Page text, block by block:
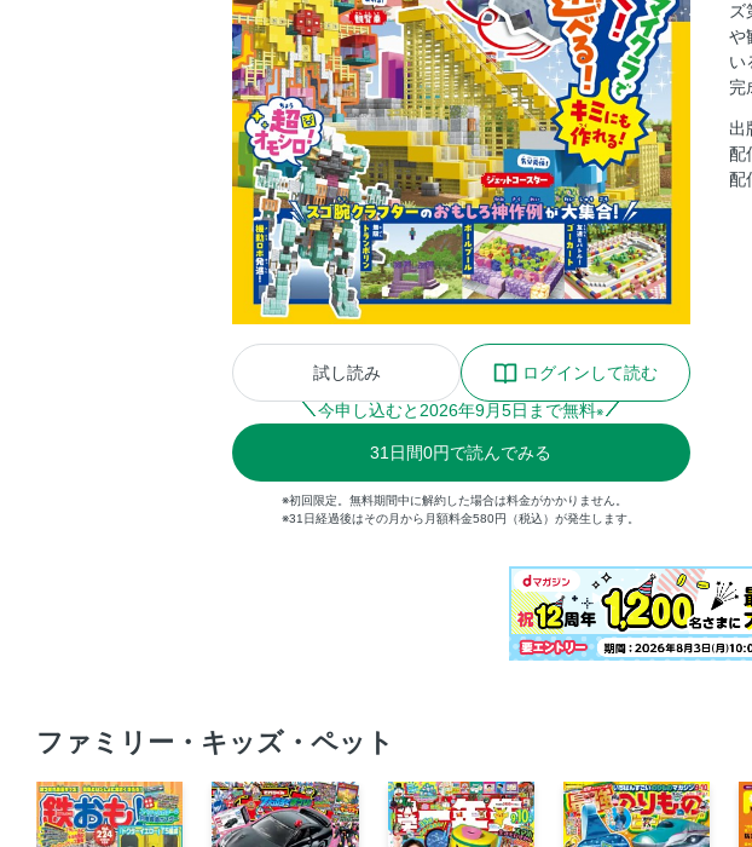
試し読み
ログインして読む
今申し込むと 2026年9月5日まで無料※
31 日間0円で読んでみる
※初回限定。無料期間中に解約した場合は料金がかかりません。
※31日経過後はその月から月額料金580円（税込）が発生します。
ズ
や
い
完
出
配
配
ファミリー・キッズ・ペット